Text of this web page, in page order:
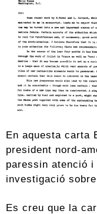
En aquesta carta
president nord-
paressin atenció
investigació
Es creu que la